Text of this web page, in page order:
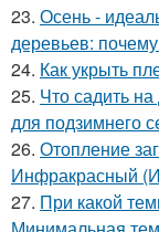
23. Осень -
деревьев:
24. Как укрыть
25. Что садить
для подзимнего
26. Отопление
Инфракрасный
27. При какой